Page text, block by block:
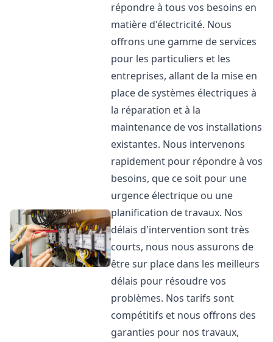
répondre à tous vos besoins en
matière d'électricité. Nous
offrons une gamme de services
pour les particuliers et les
entreprises, allant de la mise en
place de systèmes électriques à
la réparation et à la
maintenance de vos installations
existantes. Nous intervenons
rapidement pour répondre à vos
besoins, que ce soit pour une
urgence électrique ou une
planification de travaux. Nos
délais d'intervention sont très
courts, nous nous assurons de
être sur place dans les meilleurs
délais pour résoudre vos
problèmes. Nos tarifs sont
compétitifs et nous offrons des
garanties pour nos travaux,